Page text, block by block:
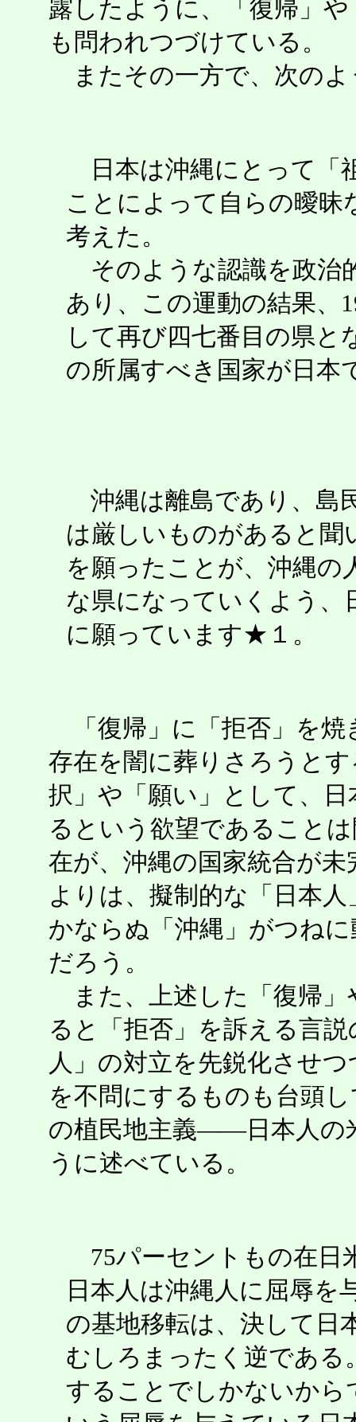
露したように、「復帰」
も問われつづけている。
またその一方で、次のよ
日本は沖縄にとって「
ことによって自らの曖
考えた。
そのような認識を政治
あり、この運動の結果、
して再び四七番目の県と
の所属すべき国家が日本
沖縄は離島であり、島
は厳しいものがあると聞
を願ったことが、沖縄
な県になっていくよう、
に願っています★１。
「復帰」に「拒否」を焼
存在を闇に葬りさろうと
択」や「願い」として、
るという欲望であること
在が、沖縄の国家統合が
よりは、擬制的な「日本
かならぬ「沖縄」がつね
だろう。
また、上述した「復帰」
ると「拒否」を訴える言
人」の対立を先鋭化させ
を不問にするものも台頭
の植民地主義――日本人の
うに述べている。
75パーセントもの在日
日本人は沖縄人に屈辱を
の基地移転は、決して日
むしろまったく逆である
することでしかないから